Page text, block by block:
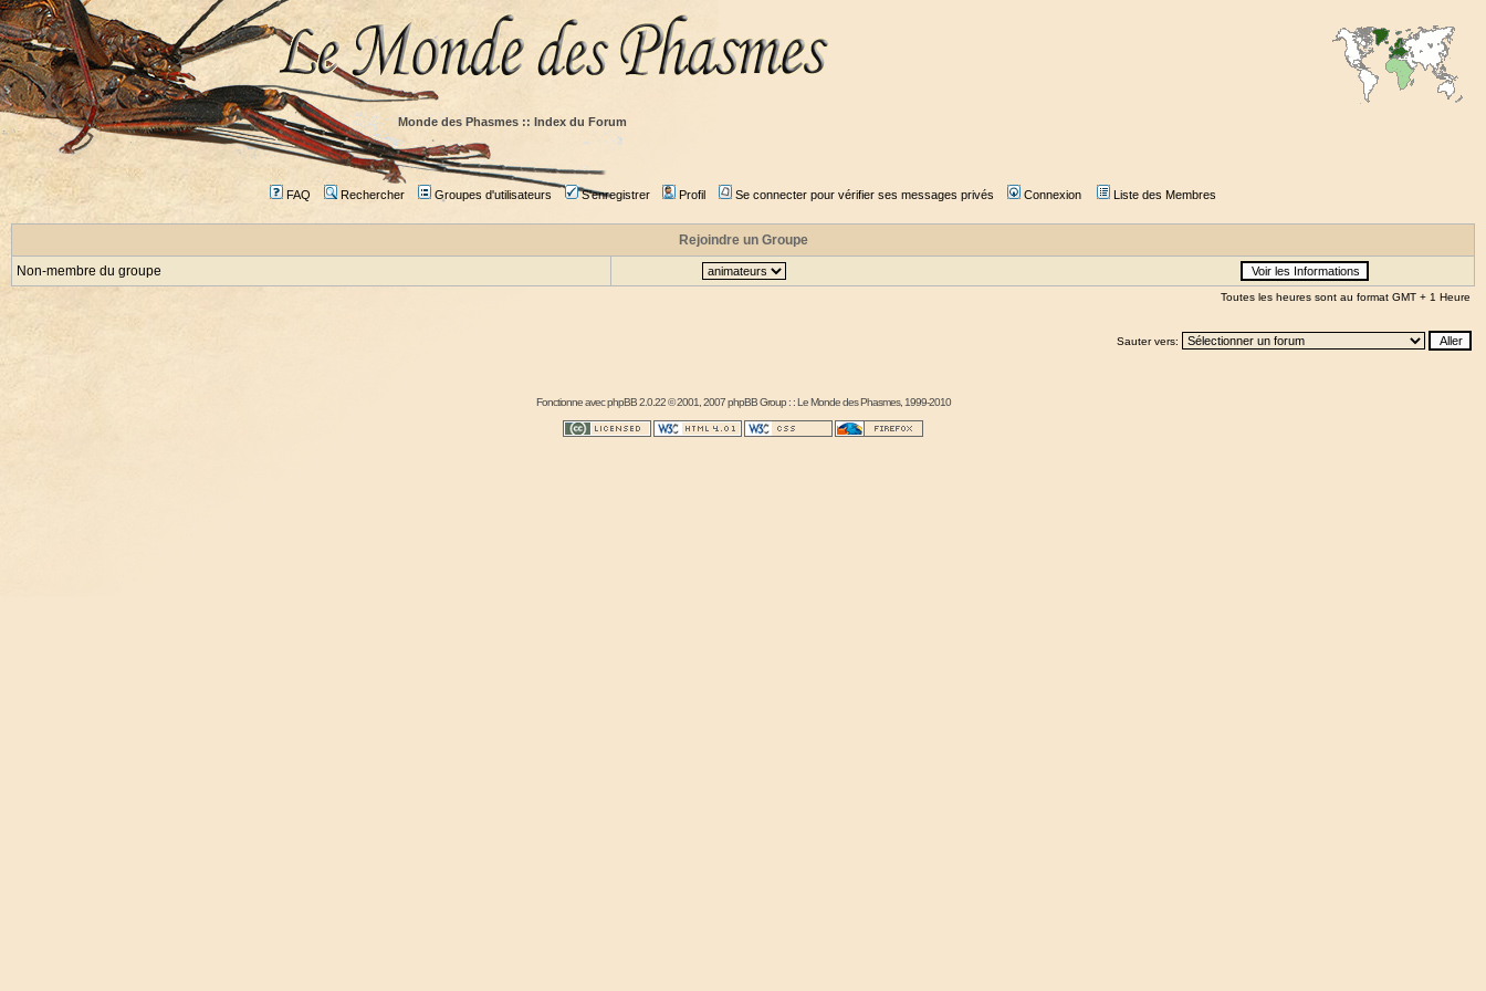
Monde des Phasmes :: Index du Forum
FAQ Rechercher Groupes d'utilisateurs S'enregistrer Profil Se connecter pour vérifier ses messages privés Connexion Liste des Membres
Rejoindre un Groupe
Non-membre du groupe
Toutes les heures sont au format GMT + 1 Heure
Sauter vers:
Fonctionne avecphpBB2.0.22 © 2001, 2007 phpBB Group : :Le Monde des Phasmes, 1999-2010